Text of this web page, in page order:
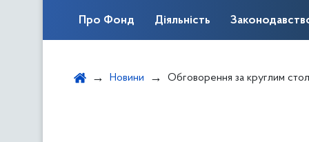
Про Фонд Діяльність
Новини Обговорення за круглим